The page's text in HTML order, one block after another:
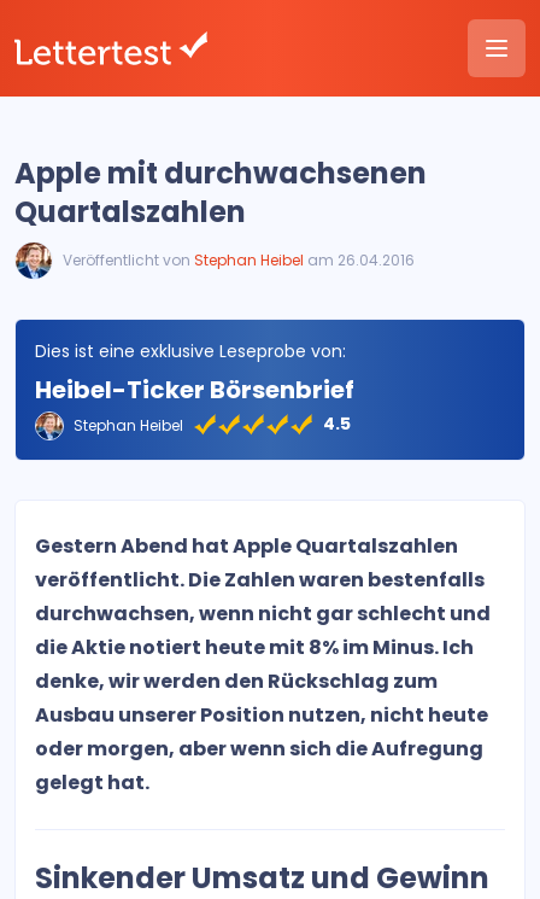
Apple mit durchwachsenen
Quartalszahlen
Veröffentlicht von Stephan Heibel am 26.04.2016
Dies ist eine exklusive Leseprobe von:
Heibel-Ticker Börsenbrief
Stephan Heibel 4.5
Gestern Abend hat Apple Quartalszahlen
veröffentlicht. Die Zahlen waren bestenfalls
durchwachsen, wenn nicht gar schlecht und
die Aktie notiert heute mit 8% im Minus. Ich
denke, wir werden den Rückschlag zum
Ausbau unserer Position nutzen, nicht heute
oder morgen, aber wenn sich die Aufregung
gelegt hat.
Sinkender Umsatz und Gewinn